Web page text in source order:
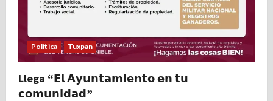
Politica Tuxpan
Llega “𝗘𝗹 𝗔𝘆𝘂𝗻𝘁𝗮𝗺𝗶𝗲𝗻𝘁𝗼 𝗲𝗻 𝘁𝘂
𝗰𝗼𝗺𝘂𝗻𝗶𝗱𝗮𝗱”